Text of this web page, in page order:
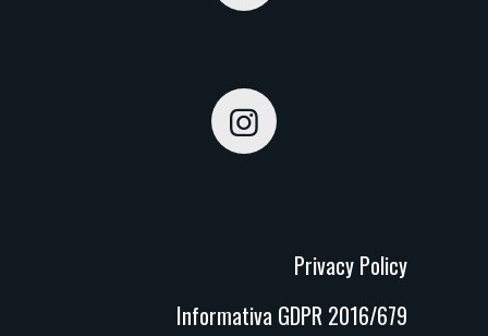
Privacy Policy
Informativa GDPR 2016/679